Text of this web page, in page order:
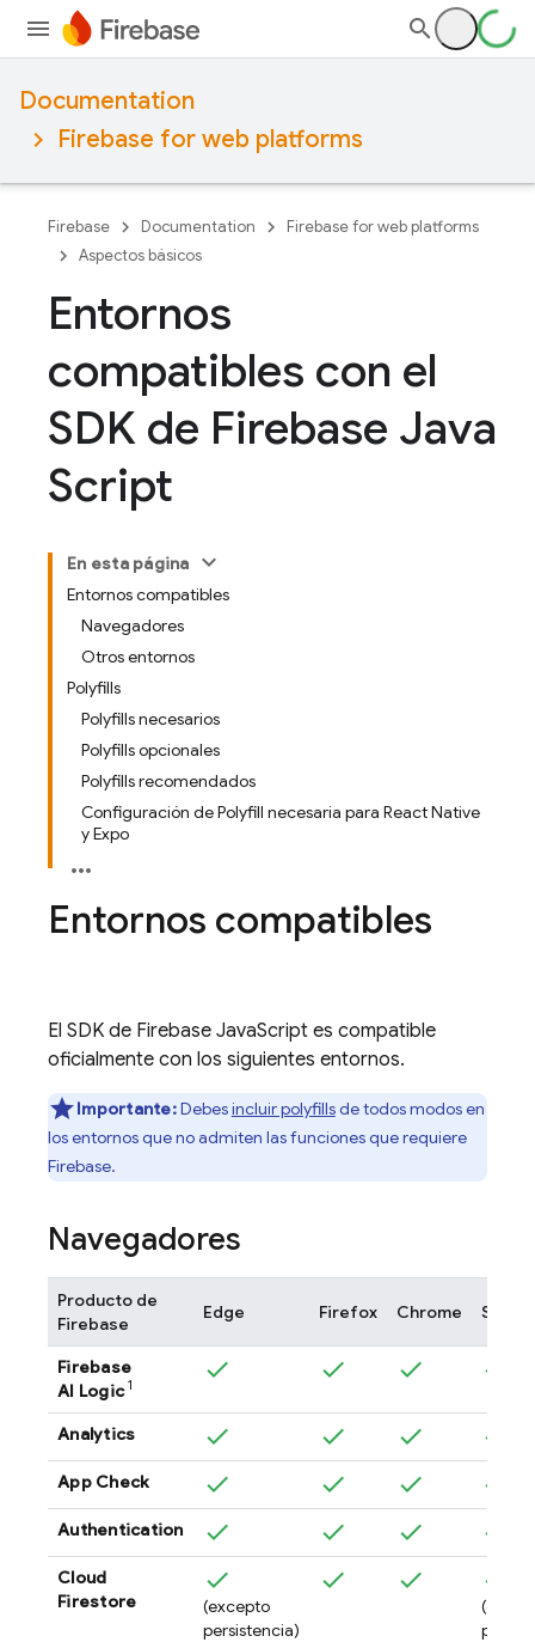
Documentation
Firebase for web platforms
Firebase Documentation
Firebase for web platforms
Aspectos básicos
Entornos
compatibles con el
SDK de Firebase Java
Script
En esta página
Entornos compatibles
Navegadores
Otros entornos
Polyfills
Polyfills necesarios
Polyfills opcionales
Polyfills recomendados
Configuración de Polyfill necesaria para React Native
y Expo
Entornos compatibles
El SDK de Firebase JavaScript es compatible
oficialmente con los siguientes entornos.
Importante:Debesincluir polyfillsde todos modos en
los entornos que no admiten las funciones que requiere
Firebase.
Navegadores
Producto de
Firebase
Edge Firefox Chrome Safari
Firebase
AI Logic 1
Analytics
App Check
Authentication
Cloud
Firestore
(excepto
persistencia)